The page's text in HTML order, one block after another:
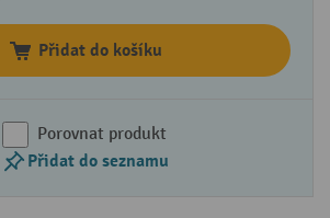
Přidat do košíku
Porovnat produkt
Přidat do seznamu